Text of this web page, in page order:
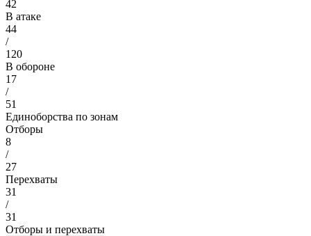
42
В атаке
44
/
120
В обороне
17
/
51
Единоборства по зонам
Отборы
8
/
27
Перехваты
31
/
31
Отборы и перехваты